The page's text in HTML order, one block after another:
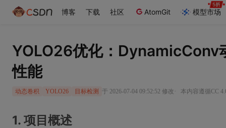
博客 下载 社区 AtomGit 模型市场
YOLO26优化：DynamicConv
性能
动态卷积 YOLO26 目标检测 于 2026-07-04 09:52:52 修改 · 本内容遵循CC
1. 项目概述